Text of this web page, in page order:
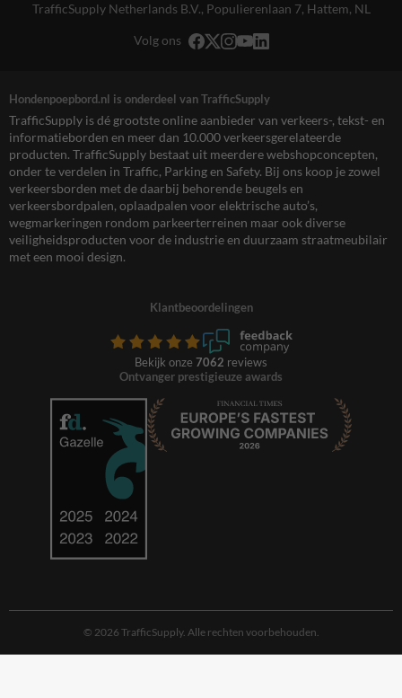
TrafficSupply Netherlands B.V., Populierenlaan 7, Hattem, NL
Volg ons
Hondenpoepbord.nl is onderdeel van TrafficSupply
TrafficSupply is dé grootste online aanbieder van verkeers-, tekst- en
informatieborden en meer dan 10.000 verkeersgerelateerde
producten. TrafficSupply bestaat uit meerdere webshopconcepten,
onder te verdelen in Traffic, Parking en Safety. Bij ons koop je zowel
verkeersborden met de daarbij behorende beugels en
verkeersbordpalen, oplaadpalen voor elektrische auto’s,
wegmarkeringen rondom parkeerterreinen maar ook diverse
veiligheidsproducten voor de industrie en duurzaam straatmeubilair
met een mooi design.
Klantbeoordelingen
Bekijk onze 7062 reviews
Ontvanger prestigieuze awards
© 2026 TrafficSupply. Alle rechten voorbehouden.